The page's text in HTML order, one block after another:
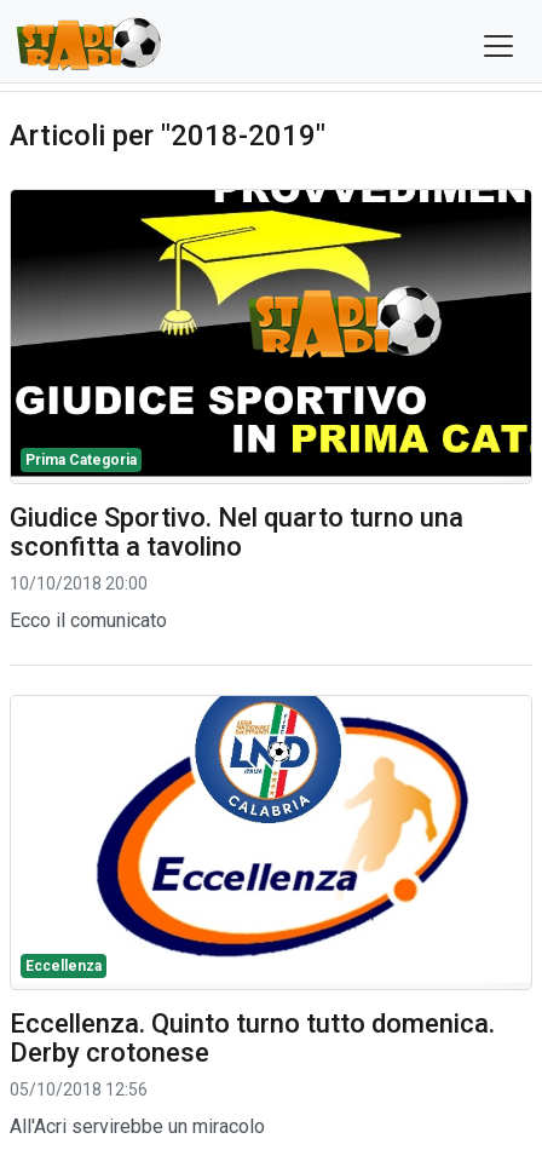
Articoli per "2018-2019"
Prima Categoria
Giudice Sportivo. Nel quarto turno una
sconfitta a tavolino
10/10/2018 20:00
Ecco il comunicato
Eccellenza
Eccellenza. Quinto turno tutto domenica.
Derby crotonese
05/10/2018 12:56
All'Acri servirebbe un miracolo